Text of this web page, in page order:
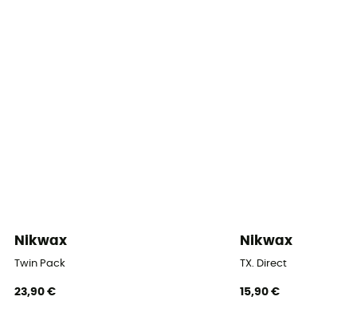
Nikwax
Twin Pack
23,90 €
Nikwax
TX. Direct
15,90 €